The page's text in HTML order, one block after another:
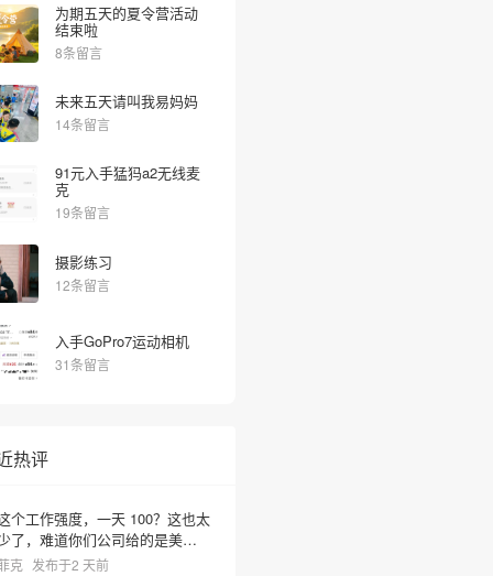
为期五天的夏令营活动
结束啦
8条留言
未来五天请叫我易妈妈
14条留言
91元入手猛犸a2无线麦
克
19条留言
摄影练习
12条留言
入手GoPro7运动相机
31条留言
热评
个工作强度，一天 100？这也太
了，难道你们公司给的是美元
？
克 发布于2 天前